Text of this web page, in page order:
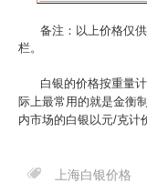
备注：以上价格仅
栏。
白银的价格按重量
际上最常用的就是金衡
内市场的白银以元/克计
上海白银价格